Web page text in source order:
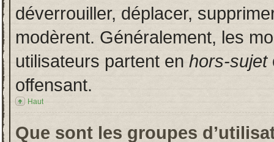
déverrouiller, déplacer,
modèrent. Généralement, les
utilisateurs partent en hors-sujet
offensant.
Haut
Que sont les groupes